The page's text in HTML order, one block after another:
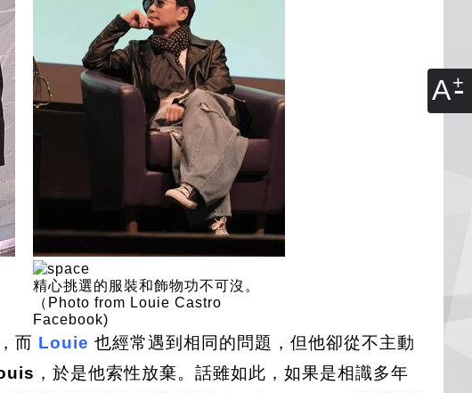
A
精心挑選的服裝和飾物功不可沒。
（Photo from Louie Castro
Facebook)
而 Louie 也經常遇到相同的問題，但他卻從不主動
，於是他索性放棄。話雖如此，如果是相識多年